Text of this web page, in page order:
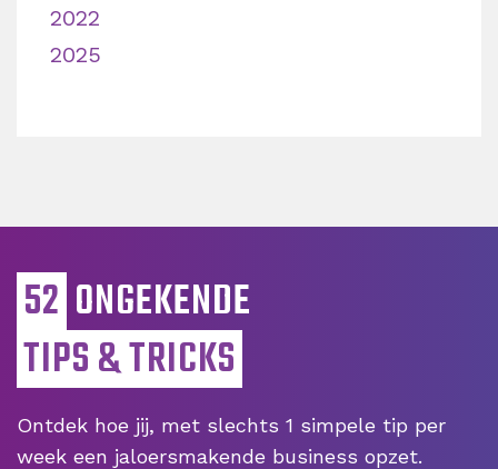
2022
2025
52 ONGEKENDE
TIPS & TRICKS
Ontdek hoe jij, met slechts 1 simpele tip per
week een jaloersmakende business opzet.